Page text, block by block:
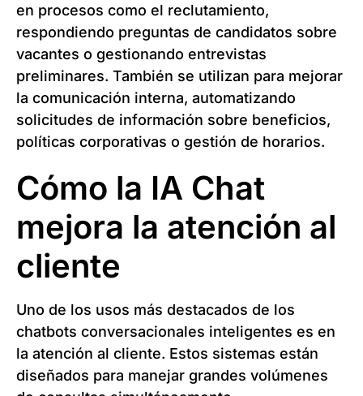
en procesos como el reclutamiento,
respondiendo preguntas de candidatos sobre
vacantes o gestionando entrevistas
preliminares. También se utilizan para mejorar
la comunicación interna, automatizando
solicitudes de información sobre beneficios,
políticas corporativas o gestión de horarios.
Cómo la IA Chat
mejora la atención al
cliente
Uno de los usos más destacados de los
chatbots conversacionales inteligentes es en
la atención al cliente. Estos sistemas están
diseñados para manejar grandes volúmenes